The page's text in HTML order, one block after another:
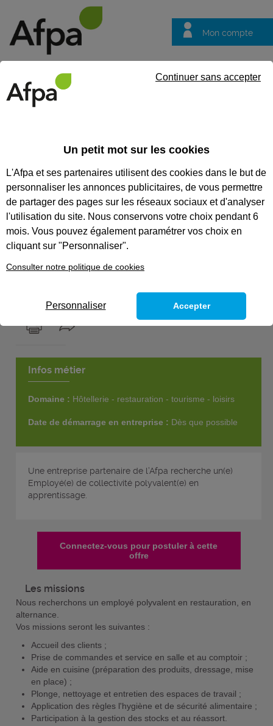
Mon compte
questions
Contrat d'apprentissage
Employé(e) de collectivité
polyvalent(e) - Caen
Normandie Publiée le 05/05/2026
Infos métier
Domaine : Hôtellerie - restauration - tourisme - loisirs
Date de démarrage en entreprise : Dès que possible
Une entreprise partenaire de l’Afpa recherche un(e)
Employé(e) de collectivité polyvalent(e) en
apprentissage.
Connectez-vous pour postuler à cette
offre
Les missions
Nous recherchons un employé polyvalent en restauration, en
alternance.
Vos missions seront les suivantes :
Accueil des clients ;
Prise de commandes et service en salle et au comptoir ;
Aide en cuisine (préparation des produits, dressage, mise
en place) ;
Plonge, nettoyage et entretien des espaces de travail ;
Application des règles l'hygiène et de sécurité alimentaire ;
Participation à la gestion des stocks et au réassort.
REF : 1643618
Un petit mot sur les cookies
L'Afpa et ses partenaires utilisent des cookies dans le but de
personnaliser les annonces publicitaires, de vous permettre
de partager des pages sur les réseaux sociaux et d'analyser
l'utilisation du site. Nous conservons votre choix pendant 6
mois. Vous pouvez également paramétrer vos choix en
cliquant sur "Personnaliser".
Consulter notre politique de cookies
Continuer sans accepter
Personnaliser Accepter